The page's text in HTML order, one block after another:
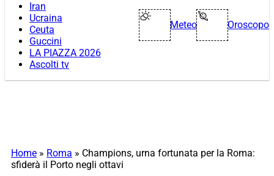
Iran
Ucraina
Ceuta
Guccini
LA PIAZZA 2026
Ascolti tv
Meteo Oroscopo
Home » Roma » Champions, urna fortunata per la Roma:
sfiderà il Porto negli ottavi